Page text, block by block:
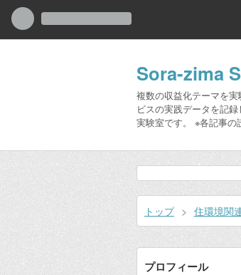
Sora-zima
複数の収益化テーマを
ビスの実践データを記
実験室です。 ※各記事の
トップ > 住環境関
プロフィール